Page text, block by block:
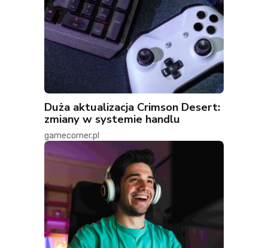
Duża aktualizacja Crimson Desert:
zmiany w systemie handlu
gamecorner.pl